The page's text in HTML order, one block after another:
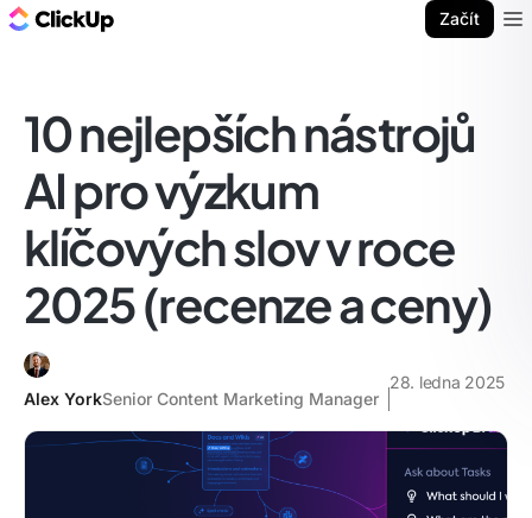
Začít
10 nejlepších nástrojů
AI pro výzkum
klíčových slov v roce
2025 (recenze a ceny)
Alex YorkSenior Content Marketing Manager
28. ledna 2025